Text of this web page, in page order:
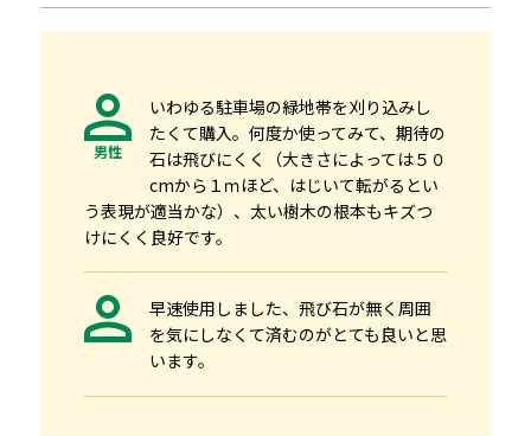
男性
いわゆる駐車場の緑地帯を刈り込みし
たくて購入。何度か使ってみて、期待の
石は飛びにくく（大きさによっては５０
cmから１ｍほど、はじいて転がるとい
う表現が適当かな）、太い樹木の根本もキズつ
けにくく良好です。
早速使用しました、飛び石が無く周囲
を気にしなくて済むのがとても良いと思
います。